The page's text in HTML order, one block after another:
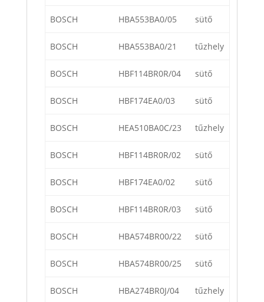
BOSCH HBA553BA0/05 sütő
BOSCH HBA553BA0/21 tűzhely
BOSCH HBF114BR0R/04 sütő
BOSCH HBF174EA0/03 sütő
BOSCH HEA510BA0C/23 tűzhely
BOSCH HBF114BR0R/02 sütő
BOSCH HBF174EA0/02 sütő
BOSCH HBF114BR0R/03 sütő
BOSCH HBA574BR00/22 sütő
BOSCH HBA574BR00/25 sütő
BOSCH HBA274BR0J/04 tűzhely